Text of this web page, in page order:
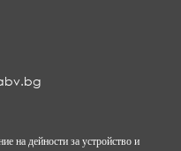
на дейности за устройство и